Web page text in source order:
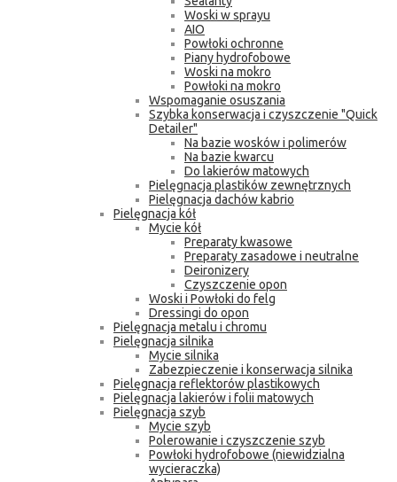
Woski w sprayu
AIO
Powłoki ochronne
Piany hydrofobowe
Woski na mokro
Powłoki na mokro
Wspomaganie osuszania
Szybka konserwacja i czyszczenie "Quick
Detailer"
Na bazie wosków i polimerów
Na bazie kwarcu
Do lakierów matowych
Pielęgnacja plastików zewnętrznych
Pielęgnacja dachów kabrio
Pielęgnacja kół
Mycie kół
Preparaty kwasowe
Preparaty zasadowe i neutralne
Deironizery
Czyszczenie opon
Woski i Powłoki do felg
Dressingi do opon
Pielęgnacja metalu i chromu
Pielęgnacja silnika
Mycie silnika
Zabezpieczenie i konserwacja silnika
Pielęgnacja reflektorów plastikowych
Pielęgnacja lakierów i folii matowych
Pielęgnacja szyb
Mycie szyb
Polerowanie i czyszczenie szyb
Powłoki hydrofobowe (niewidzialna
wycieraczka)